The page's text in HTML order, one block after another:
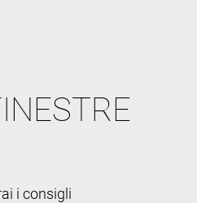
i consigli